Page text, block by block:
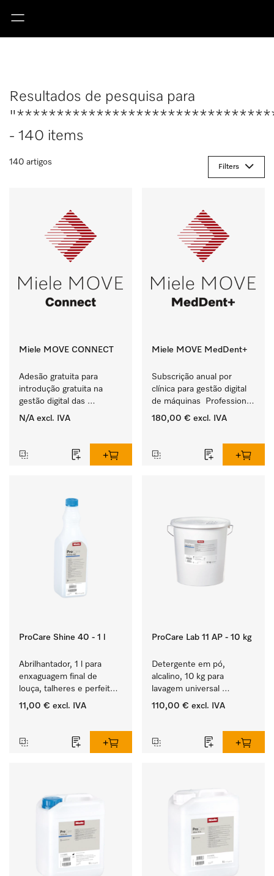
Resultados de pesquisa para
- 140 items
140 artigos
Filters
Miele MOVE CONNECT
Adesão gratuita para
introdução gratuita na
gestão digital das
máquinas
N/A excl. IVA
Miele MOVE MedDent+
Subscrição anual por
clínica para gestão digital
de máquinas  Professional
com documentação do
180,00 € excl. IVA
ProCare Shine 40 - 1 l
Abrilhantador, 1 l para
enxaguagem final de
louça, talheres e perfeito
para copos.
11,00 € excl. IVA
ProCare Lab 11 AP - 10 kg
Detergente em pó,
alcalino, 10 kg para
lavagem universal
mecânica de vidraria e
110,00 € excl. IVA